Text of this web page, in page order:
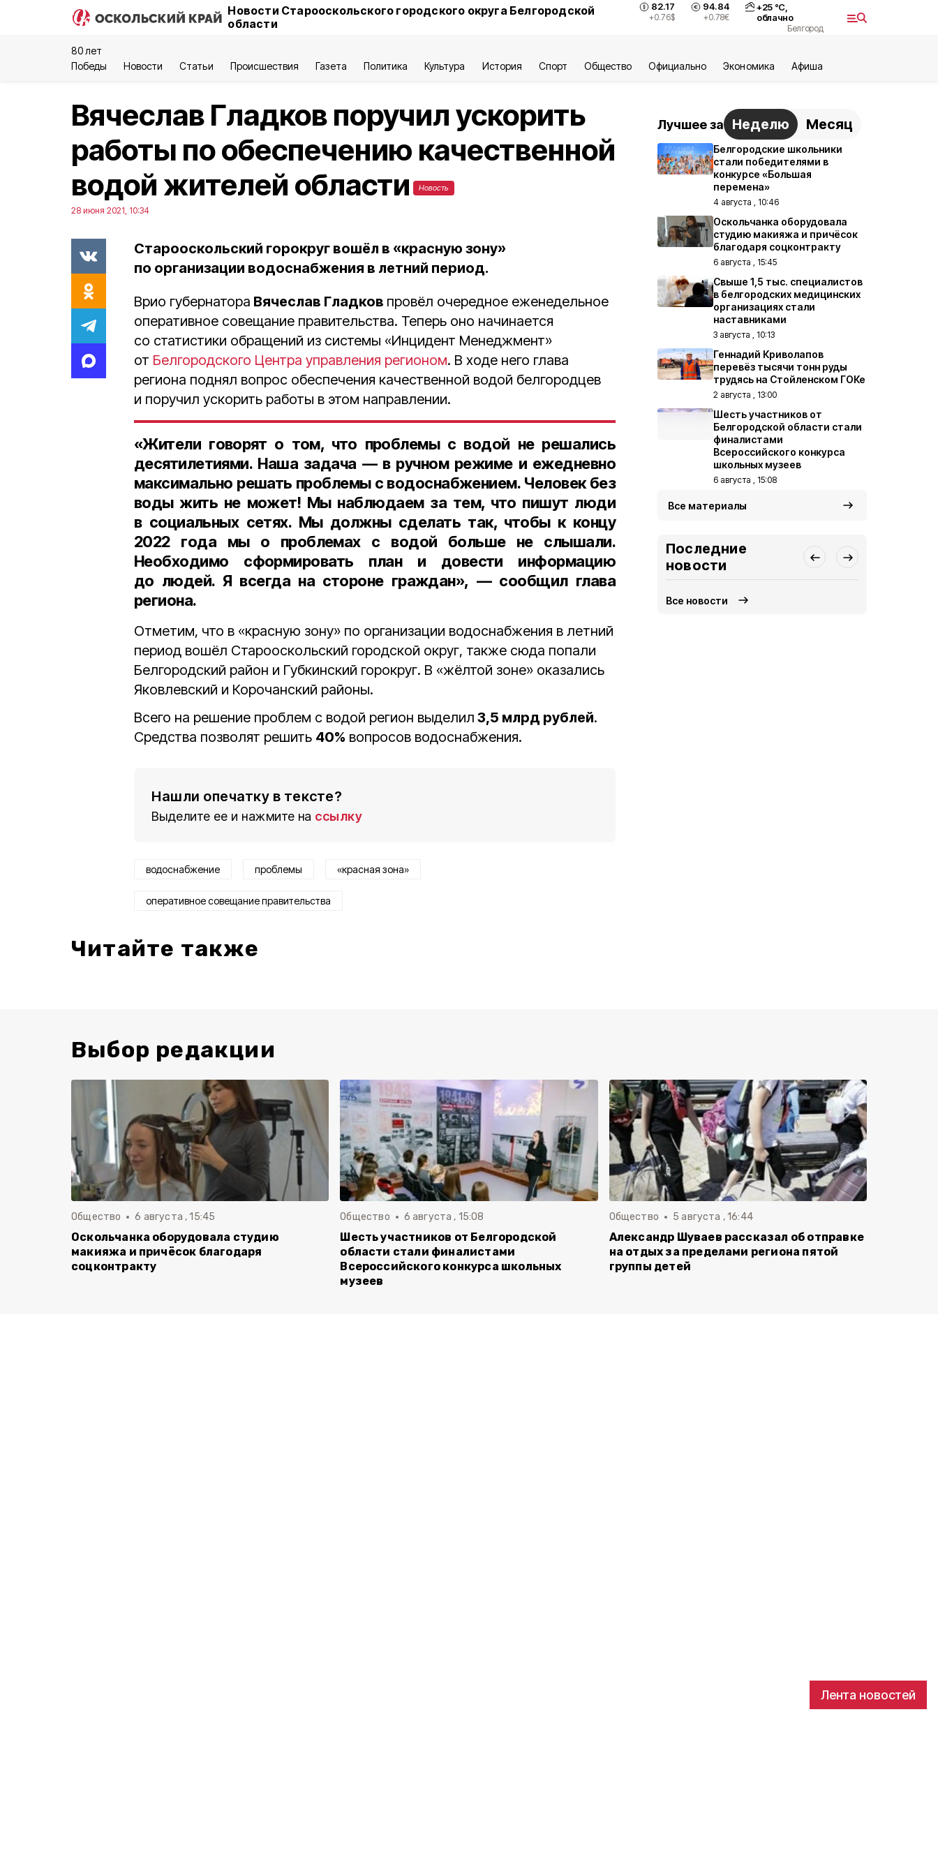
Новости Старооскольского городского округа Белгородской
области
82.17
+0.76$
94.84
+0.78€
+25 °С,
облачно
Белгород
80 лет
Победы
Новости Статьи Происшествия Газета Политика Культура История Спорт Общество Официально Экономика Aфиша
Лента новостей
Вячеслав Гладков поручил ускорить
работы по обеспечению качественной
водой жителей области
Новость
28 июня 2021, 10:34
Старооскольский горокруг вошёл в «красную зону»
по организации водоснабжения в летний период.
Врио губернатора Вячеслав Гладков провёл очередное еженедельное
оперативное совещание правительства. Теперь оно начинается
со статистики обращений из системы «Инцидент Менеджмент»
от Белгородского Центра управления регионом. В ходе него глава
региона поднял вопрос обеспечения качественной водой белгородцев
и поручил ускорить работы в этом направлении.
«Жители говорят о том, что проблемы с водой не решались
десятилетиями. Наша задача — в ручном режиме и ежедневно
максимально решать проблемы с водоснабжением. Человек без
воды жить не может! Мы наблюдаем за тем, что пишут люди
в социальных сетях. Мы должны сделать так, чтобы к концу
2022 года мы о проблемах с водой больше не слышали.
Необходимо сформировать план и довести информацию
до людей. Я всегда на стороне граждан», — сообщил глава
региона.
Отметим, что в «красную зону» по организации водоснабжения в летний
период вошёл Старооскольский городской округ, также сюда попали
Белгородский район и Губкинский горокруг. В «жёлтой зоне» оказались
Яковлевский и Корочанский районы.
Всего на решение проблем с водой регион выделил 3,5 млрд рублей.
Средства позволят решить 40% вопросов водоснабжения.
Нашли опечатку в тексте?
Выделите ее и нажмите на ссылку
водоснабжение проблемы «красная зона»
оперативное совещание правительства
Читайте также
Лучшее за Неделю Месяц
Белгородские школьники
стали победителями в
конкурсе «Большая
перемена»
4 августа , 10:46
Оскольчанка оборудовала
студию макияжа и причёсок
благодаря соцконтракту
6 августа , 15:45
Свыше 1,5 тыс. специалистов
в белгородских медицинских
организациях стали
наставниками
3 августа , 10:13
Геннадий Криволапов
перевёз тысячи тонн руды
трудясь на Стойленском ГОКе
2 августа , 13:00
Шесть участников от
Белгородской области стали
финалистами
Всероссийского конкурса
школьных музеев
6 августа , 15:08
Все материалы
Последние
новости
Все новости
Выбор редакции
Общество 6 августа , 15:45
Оскольчанка оборудовала студию
макияжа и причёсок благодаря
соцконтракту
Общество 6 августа , 15:08
Шесть участников от Белгородской
области стали финалистами
Всероссийского конкурса школьных
музеев
Общество 5 августа , 16:44
Александр Шуваев рассказал об отправке
на отдых за пределами региона пятой
группы детей